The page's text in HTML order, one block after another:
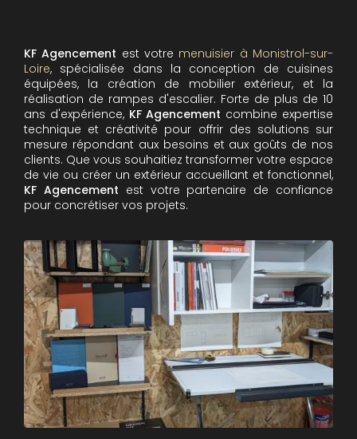
KF Agencement est votre menuisier à Monistrol-sur-
Loire, spécialisée dans la conception de cuisines
équipées, la création de mobilier extérieur, et la
réalisation de rampes d'escalier. Forte de plus de 10
ans d'expérience, KF Agencement combine expertise
technique et créativité pour offrir des solutions sur
mesure répondant aux besoins et aux goûts de nos
clients. Que vous souhaitiez transformer votre espace
de vie ou créer un extérieur accueillant et fonctionnel,
KF Agencement est votre partenaire de confiance
pour concrétiser vos projets.